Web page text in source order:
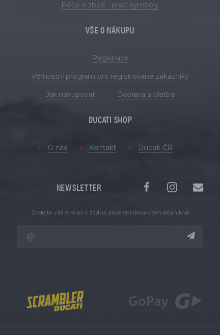
Péče o zboží - prací symboly
VŠE O NÁKUPU
Registrace
Věrnostní program pro registrované zákazníky
Jak nakupovat Doprava a platba
DUCATI SHOP
O nás Kontakt Ducati ČR
NEWSLETTER
Zadejte váš e-mail a žádná akce ani sleva vám neunikne